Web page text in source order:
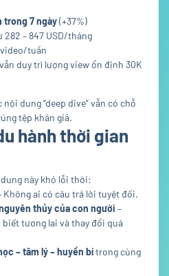
trong 7 ngày(+37%)
– 847 USD/tháng
video/tuần
duy trì lượng view ổn định 30K
dung “deep dive” vẫn có chỗ
tệp khán giả.
hành thời gian
này khó lỗi thời:
Không ai có câu trả lời tuyệt đối.
thủy của con người –
tương lai và thay đổi quá
– tâm lý – huyền bítrong cùng